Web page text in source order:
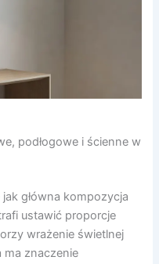
podłogowe i ścienne w
główna kompozycja
ustawić proporcje
wrażenie świetlnej
ma znaczenie